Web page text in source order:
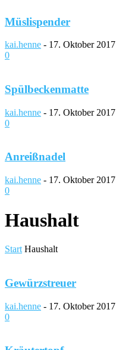
Müslispender
kai.henne - 17. Oktober 2017
0
Spülbeckenmatte
kai.henne - 17. Oktober 2017
0
Anreißnadel
kai.henne - 17. Oktober 2017
0
Haushalt
Start Haushalt
Gewürzstreuer
kai.henne - 17. Oktober 2017
0